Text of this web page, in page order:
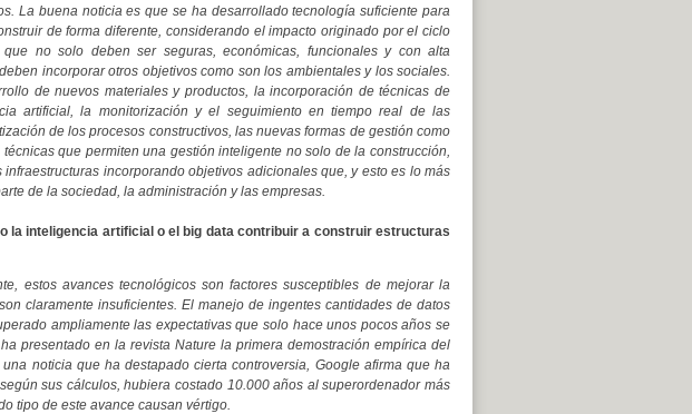
La buena noticia es que se ha desarrollado tecnología suficiente para
de forma diferente, considerando el impacto originado por el ciclo
no solo deben ser seguras, económicas, funcionales y con alta
incorporar otros objetivos como son los ambientales y los sociales.
de nuevos materiales y productos, la incorporación de técnicas de
artificial, la monitorización y el seguimiento en tiempo real de las
de los procesos constructivos, las nuevas formas de gestión como
que permiten una gestión inteligente no solo de la construcción,
incorporando objetivos adicionales que, y esto es lo más
de la sociedad, la administración y las empresas.
la inteligencia artificial o el big data contribuir a construir estructuras
estos avances tecnológicos son factores susceptibles de mejorar la
claramente insuficientes. El manejo de ingentes cantidades de datos
ampliamente las expectativas que solo hace unos pocos años se
presentado en la revista Nature la primera demostración empírica del
noticia que ha destapado cierta controversia, Google afirma que ha
sus cálculos, hubiera costado 10.000 años al superordenador más
tipo de este avance causan vértigo.